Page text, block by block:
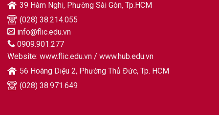
39 Hàm Nghi, Phường Sài Gòn, Tp.HCM
(028) 38.214.055
info@flic.edu.vn
0909.901.277
Website: www.flic.edu.vn / www.hub.edu.vn
56 Hoàng Diệu 2, Phường Thủ Đức, Tp. HCM
(028) 38.971.649